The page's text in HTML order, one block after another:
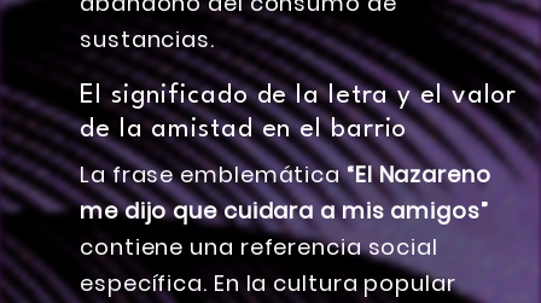
sustancias.
El significado de la letra y el valor
de la amistad en el barrio
La frase emblemática“El Nazareno
me dijo que cuidara a mis amigos”
contiene una referencia social
específica. En la cultura popular